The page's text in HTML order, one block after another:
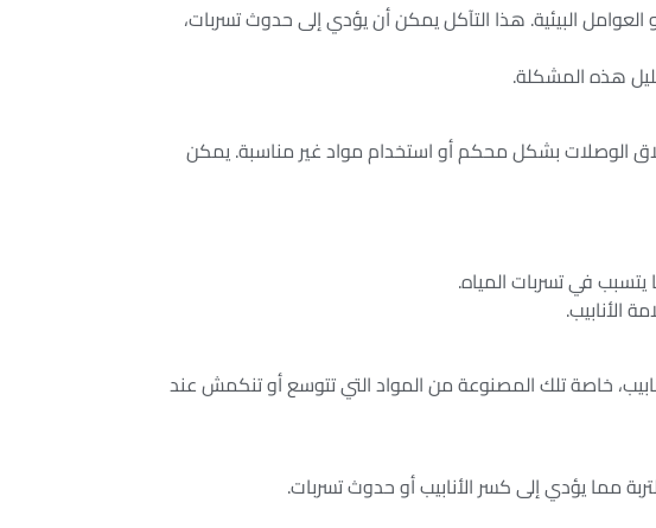
البيئية. هذا التآكل يمكن أن يؤدي إلى حدوث تسربات،
هذه المشكلة.
الوصلات بشكل محكم أو استخدام مواد غير مناسبة. يمكن
في تسربات المياه.
الأنابيب.
خاصة تلك المصنوعة من المواد التي تتوسع أو تنكمش عند
مما يؤدي إلى كسر الأنابيب أو حدوث تسربات.